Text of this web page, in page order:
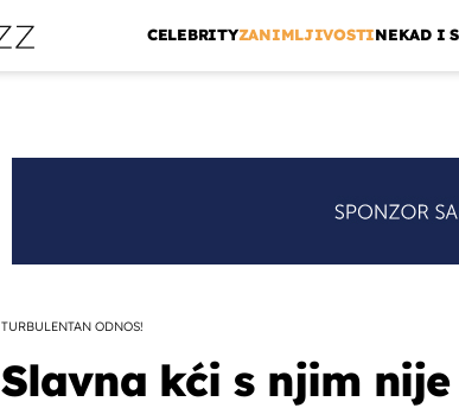
CELEBRITYZANIMLJIVOSTINEKAD I
TURBULENTAN ODNOS!
Slavna kći s njim